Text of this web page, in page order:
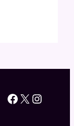
Facebook
X